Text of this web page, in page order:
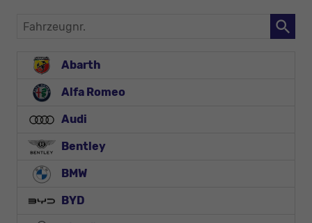
Fahrzeugnr.
Abarth
Alfa Romeo
Audi
Bentley
BMW
BYD